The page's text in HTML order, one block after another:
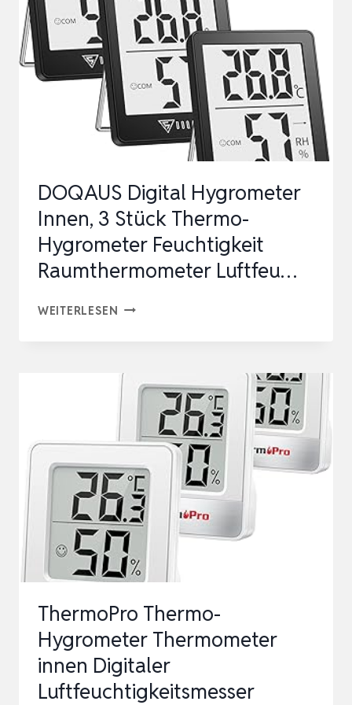
DOQAUS Digital Hygrometer
Innen, 3 Stück Thermo-
Hygrometer Feuchtigkeit
Raumthermometer Luftfeu…
WEITERLESEN DOQAUS
INNEN,
3
STÜCK
THERMO-
HYGROMETER
FEUCHTIGKEIT
RAUMTHERMOMETER
LUFTFEU…
ThermoPro Thermo-
Hygrometer Thermometer
innen Digitaler
Luftfeuchtigkeitsmesser